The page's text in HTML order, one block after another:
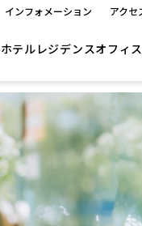
インフォメーション アクセ
ホテル レジデンスオフィ